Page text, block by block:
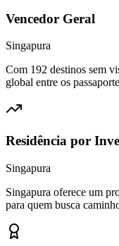
Vencedor Geral
Singapura
Com 192 destinos sem
global entre os
Residência por
Singapura
Singapura oferece um
para quem busca